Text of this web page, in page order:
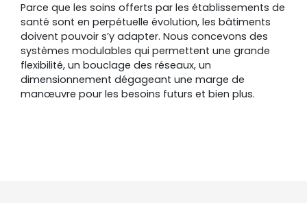
Parce que les soins offerts par les établissements de
santé sont en perpétuelle évolution, les bâtiments
doivent pouvoir s’y adapter. Nous concevons des
systèmes modulables qui permettent une grande
flexibilité, un bouclage des réseaux, un
dimensionnement dégageant une marge de
manœuvre pour les besoins futurs et bien plus.